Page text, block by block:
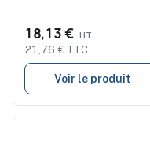
18,13 €
21,76 € TTC
Voir le produit